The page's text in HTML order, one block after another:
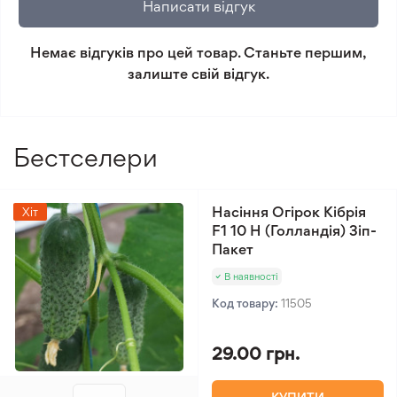
Мінімальне замовлення 300 грн.
Написати відгук
Немає відгуків про цей товар. Станьте першим,
залиште свій відгук.
Бестселери
Хіт
Насіння Огірок Кібрія
F1 10 Н (Голландія) Зіп-
Пакет
В наявності
Код товару: 11505
29.00 грн.